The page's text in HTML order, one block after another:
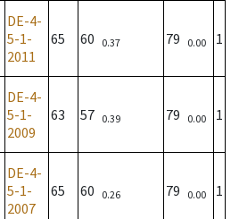
DE-4-
5-1-
2011
65 60 0.37 79 0.00 1
DE-4-
5-1-
2009
63 57 0.39 79 0.00 1
DE-4-
5-1-
2007
65 60 0.26 79 0.00 1